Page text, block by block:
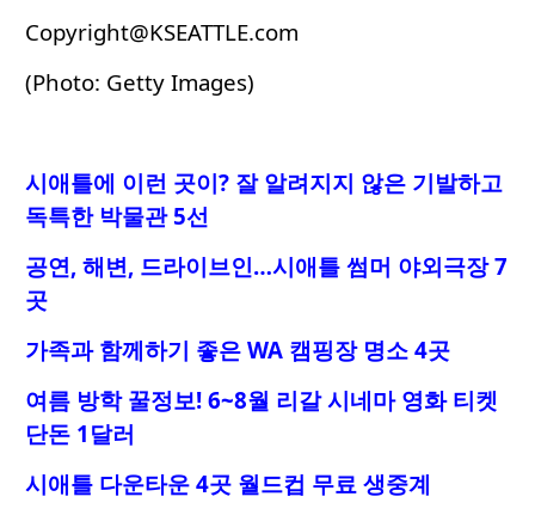
Copyright@KSEATTLE.com
(Photo: Getty Images)
시애틀에 이런 곳이? 잘 알려지지 않은 기발하고
독특한 박물관 5선
공연, 해변, 드라이브인…시애틀 썸머 야외극장 7
곳
가족과 함께하기 좋은 WA 캠핑장 명소 4곳
여름 방학 꿀정보! 6~8월 리갈 시네마 영화 티켓
단돈 1달러
시애틀 다운타운 4곳 월드컵 무료 생중계